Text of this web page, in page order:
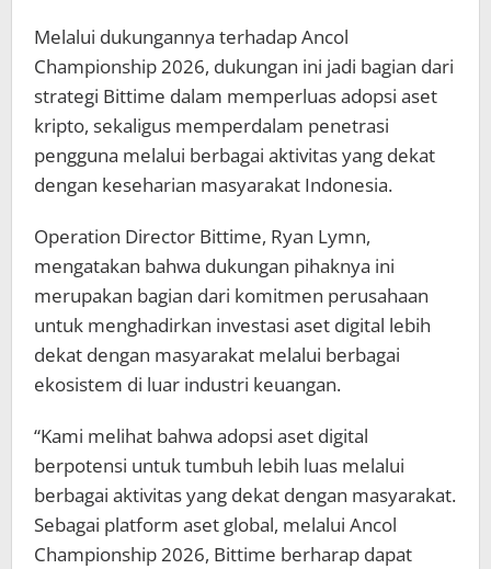
Melalui dukungannya terhadap Ancol
Championship 2026, dukungan ini jadi bagian dari
strategi Bittime dalam memperluas adopsi aset
kripto, sekaligus memperdalam penetrasi
pengguna melalui berbagai aktivitas yang dekat
dengan keseharian masyarakat Indonesia.
Operation Director Bittime, Ryan Lymn,
mengatakan bahwa dukungan pihaknya ini
merupakan bagian dari komitmen perusahaan
untuk menghadirkan investasi aset digital lebih
dekat dengan masyarakat melalui berbagai
ekosistem di luar industri keuangan.
“Kami melihat bahwa adopsi aset digital
berpotensi untuk tumbuh lebih luas melalui
berbagai aktivitas yang dekat dengan masyarakat.
Sebagai platform aset global, melalui Ancol
Championship 2026, Bittime berharap dapat